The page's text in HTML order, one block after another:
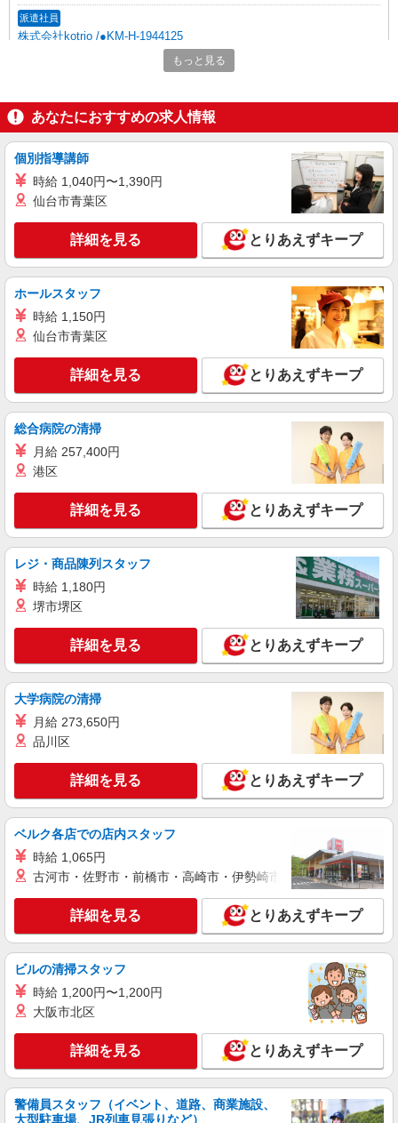
派遣社員
株式会社kotrio /●KM-H-1944125
西区／住宅型有料老人ホームの看護師＊履歴書
不要！面接なし♪
全額支給/日払い・週払いOK＞
熊本市西区 熊本駅周辺
キープ 詳細を見る
株式会社kotrio /●KM-H-2093262
＜熊本市西区＞病院の看護助手＊日払いOK！
即高収入可♪
時給1450円〜2062円 ＜日払い有/週払い有/交
キープ 詳細を見る
株式会社kotrio /●KM-H-1906766
熊本市西区≫タイパ重視で稼げる看護助手＊無
時給1450円〜2062円 ＜日払い有/週払い有/交
通費全支給(ガソリン代含む)＞
熊本市西区 熊本駅周辺
キープ 詳細を見る
派遣社員
熊本市西区★病院でお掃除/食事の配膳など♪★
激募★
時給1450円〜2062円 ＜日払い有/週払い有/交
キープ 詳細を見る
派遣社員
株式会社kotrio /●KM-H-1839971
≪面接なし≫即勤務OK！デイサービスの看護
時給2300円〜＜交通費全額支給(ガソリン代含
熊本市西区内 上熊本駅周辺
キープ 詳細を見る
派遣社員
株式会社kotrio /●KM-H-2020739
≪熊本市西区≫年齢不問！０からスタートでも
活躍できる看護助手♪
時給1450円〜2062円 ＜日払い有/週払い有/交
通費全支給(ガソリン代含む)＞
熊本市西区 熊本駅周辺
もっと見る
あなたにおすすめの求人情報
個別指導講師
時給 1,040円〜1,390円
仙台市青葉区
詳細を見る とりあえずキープ
ホールスタッフ
時給 1,150円
仙台市青葉区
詳細を見る とりあえずキープ
総合病院の清掃
月給 257,400円
港区
詳細を見る とりあえずキープ
レジ・商品陳列スタッフ
時給 1,180円
堺市堺区
詳細を見る とりあえずキープ
大学病院の清掃
月給 273,650円
品川区
詳細を見る とりあえずキープ
ベルク各店での店内スタッフ
時給 1,065円
古河市・佐野市・前橋市・高崎市・伊勢崎市・太田市・館林市
詳細を見る とりあえずキープ
ビルの清掃スタッフ
時給 1,200円〜1,200円
大阪市北区
詳細を見る とりあえずキープ
警備員スタッフ（イベント、道路、商業施設、
大型駐車場、JR列車見張りなど）